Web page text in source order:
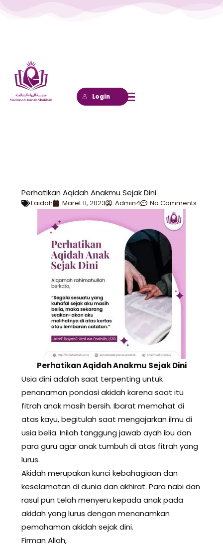
Login
Perhatikan Aqidah Anakmu Sejak Dini
Faidah Maret 11, 2023 Admin4 No Comments
Perhatikan Aqidah Anakmu Sejak Dini
Usia dini adalah saat terpenting untuk
penanaman pondasi akidah karena saat itu
fitrah anak masih bersih. Ibarat memahat di
atas kayu, begitulah saat mengajarkan ilmu di
usia belia. Inilah tanggung jawab ayah ibu dan
para guru agar anak tumbuh di atas fitrah yang
lurus.
Akidah merupakan kunci kebahagiaan dan
keselamatan di dunia dan akhirat. Para nabi dan
rasul pun telah menyeru kepada anak pada
akidah yang lurus dengan menanamkan
pemahaman akidah sejak dini.
Firman Allah,